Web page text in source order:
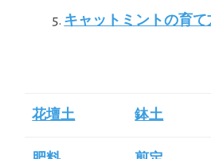
キャットミントの育て
花壇土 鉢土